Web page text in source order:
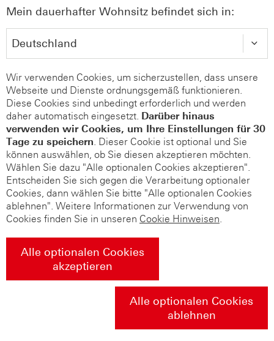
Mein dauerhafter Wohnsitz befindet sich in:
Wir verwenden Cookies, um sicherzustellen, dass unsere
Webseite und Dienste ordnungsgemäß funktionieren.
Diese Cookies sind unbedingt erforderlich und werden
daher automatisch eingesetzt. Darüber hinaus
verwenden wir Cookies, um Ihre Einstellungen für 30
Tage zu speichern. Dieser Cookie ist optional und Sie
können auswählen, ob Sie diesen akzeptieren möchten.
Wählen Sie dazu "Alle optionalen Cookies akzeptieren".
Entscheiden Sie sich gegen die Verarbeitung optionaler
Cookies, dann wählen Sie bitte "Alle optionalen Cookies
ablehnen". Weitere Informationen zur Verwendung von
Cookies finden Sie in unseren Cookie Hinweisen.
Alle optionalen Cookies
akzeptieren
Alle optionalen Cookies
ablehnen